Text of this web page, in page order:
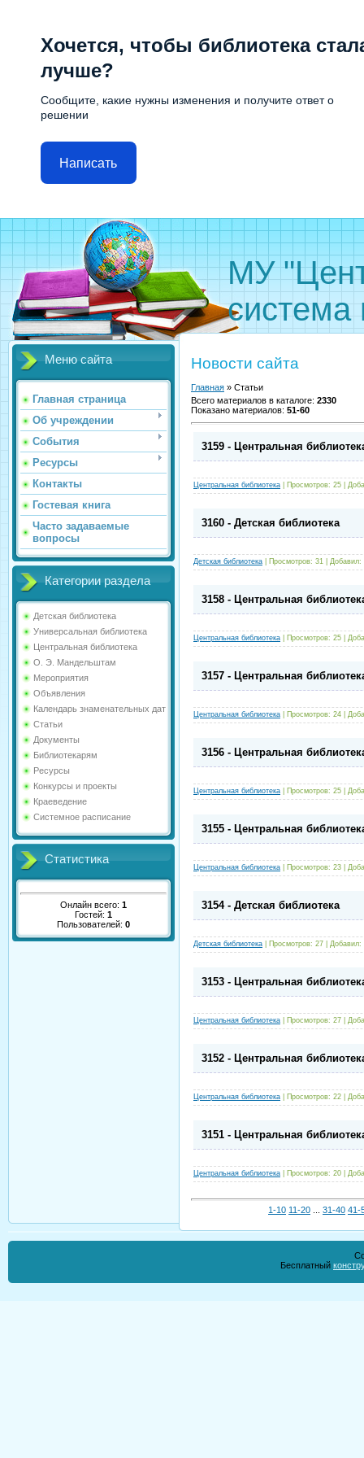
Хочется, чтобы библиотека
лучше?
Сообщите, какие нужны изменения и получите ответ о
решении
Написать
МУ
система
Меню сайта
Главная страница
Об учреждении
События
Ресурсы
Контакты
Гостевая книга
Часто задаваемые
вопросы
Категории раздела
Детская библиотека
Универсальная библиотека
Центральная библиотека
О. Э. Мандельштам
Мероприятия
Объявления
Календарь знаменательных дат
Статьи
Документы
Библиотекарям
Ресурсы
Конкурсы и проекты
Краеведение
Системное расписание
Статистика
Онлайн всего: 1
Гостей: 1
Пользователей: 0
Новости сайта
Главная » Статьи
Всего материалов в каталоге: 2330
Показано материалов: 51-60
3159 - Центральная
Центральная библиотека Просмотров: 25
3160 - Детская библиотека
Детская библиотека Просмотров: 31 Добавил:
3158 - Центральная
Центральная библиотека Просмотров: 25
3157 - Центральная
Центральная библиотека Просмотров: 24
3156 - Центральная
Центральная библиотека Просмотров: 25
3155 - Центральная
Центральная библиотека Просмотров: 23
3154 - Детская библиотека
Детская библиотека Просмотров: 27 Добавил:
3153 - Центральная
Центральная библиотека Просмотров: 27
3152 - Центральная
Центральная библиотека Просмотров: 22
3151 - Центральная
Центральная библиотека Просмотров: 20
1-10 11-20 31-40 41-
Бесплатный